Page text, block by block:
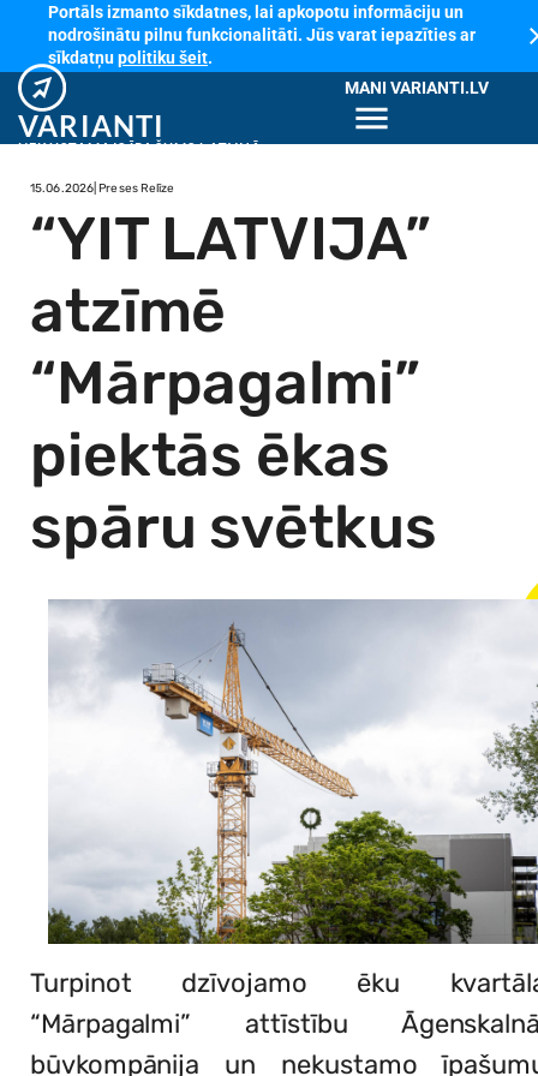
Portāls izmanto sīkdatnes, lai apkopotu informāciju un
nodrošinātu pilnu funkcionalitāti. Jūs varat iepazīties ar
sīkdatņupolitiku šeit.
VARIANTI
NEKUSTAMAIS ĪPAŠUMS LATVIJĀ
MANI VARIANTI.LV
menu
15.06.2026 | Preses Relīze
“YIT LATVIJA”
atzīmē
“Mārpagalmi”
piektās ēkas
spāru svētkus
Turpinot dzīvojamo ēku
“Mārpagalmi” attīstību
būvkompānija un nekustamo